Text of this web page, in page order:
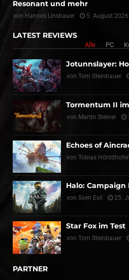
Resonant und mehr
von Hannes Linsbauer 5. August 2026
LATEST REVIEWS
Alle PC
Jotunnslayer:
von Tom Steinbauer
Tormentum II
von Martin Steiner
Echoes of
von Tobias Hörstlhofer
Halo: Campaign
von Sven Evil 25.
Star Fox im Test
von Tom Steinbauer
PARTNER